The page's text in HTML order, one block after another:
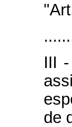
III
de